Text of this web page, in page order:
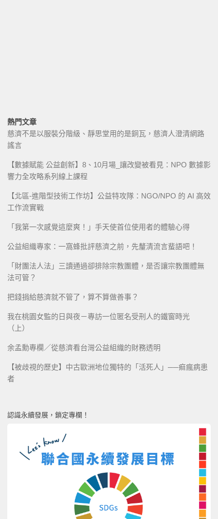
熱門文章
慈濟不是以服裝分階級、靜思堂用的是銅瓦，慈濟人澄清網路
謠言
【數據賦能 公益創新】8、10月場_讓改變被看見：NPO 數據影
響力全攻略系列線上課程
【北區-進階型技術工作坊】公益特攻隊：NGO/NPO 的 AI 高效
工作流實戰
「我第一次感覺這麼爽！」手天使首位使用者的體驗心得
公益組織專家：一窩蜂批評慈濟之前，先釐清流言蜚語吧！
「財團法人法」三讀通過卻排除宗教團體，是否讓宗教團體無
法可管？
把錢捐給慈濟就不管了，算不算做善事？
我在桃園女監的日與夜－專訪一位匿名受刑人的鐵窗時光
（上）
余孟勳專欄／從慈濟看台灣公益組織的財務透明
【被歧視的歷史】中古歐洲地位獨特的「活死人」──痲瘋病患
者
認識永續發展，鎖定專欄！